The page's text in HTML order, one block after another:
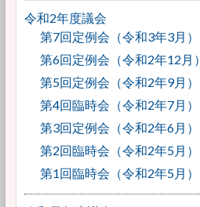
令和2年度議会
第7回定例会（令和3年3月）
第6回定例会（令和2年12月）
第5回定例会（令和2年9月）
第4回臨時会（令和2年7月）
第3回定例会（令和2年6月）
第2回臨時会（令和2年5月）
第1回臨時会（令和2年5月）